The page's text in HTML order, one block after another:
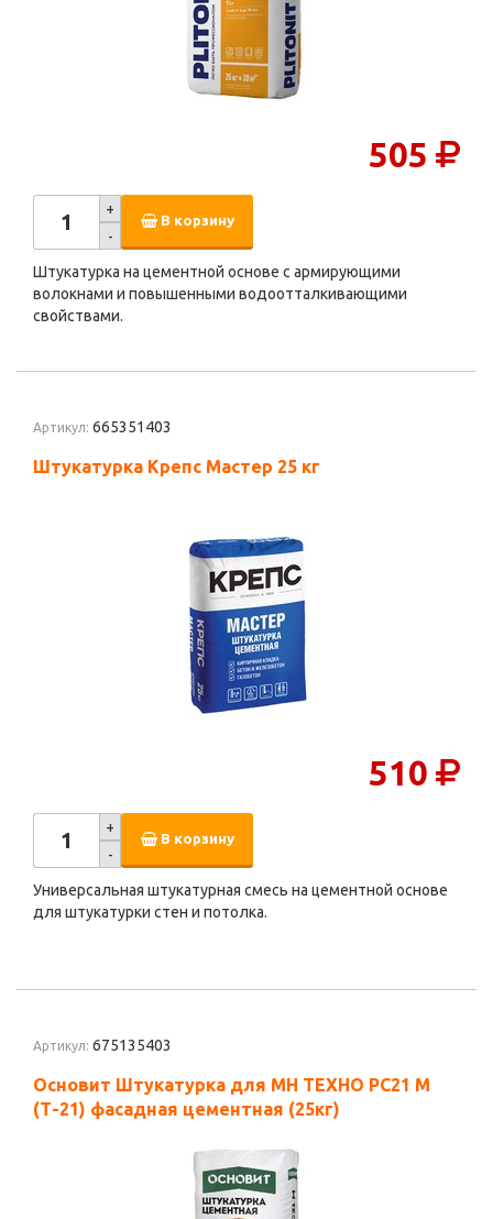
505
+
-
В корзину
Штукатурка на цементной основе с армирующими
волокнами и повышенными водоотталкивающими
свойствами.
Артикул: 665351403
Штукатурка Крепс Мастер 25 кг
510
+
-
В корзину
Универсальная штукатурная смесь на цементной основе
для штукатурки стен и потолка.
Артикул: 675135403
Основит Штукатурка для МН ТЕХНО PC21 M
(Т-21) фасадная цементная (25кг)